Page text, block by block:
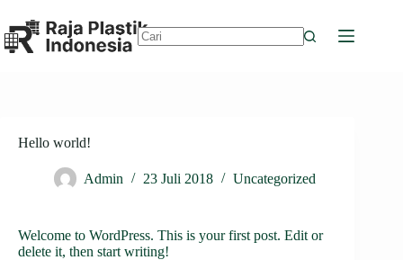
to
content
Hello world!
Admin 23 Juli 2018 Uncategorized
Welcome to WordPress. This is your first post. Edit or
delete it, then start writing!